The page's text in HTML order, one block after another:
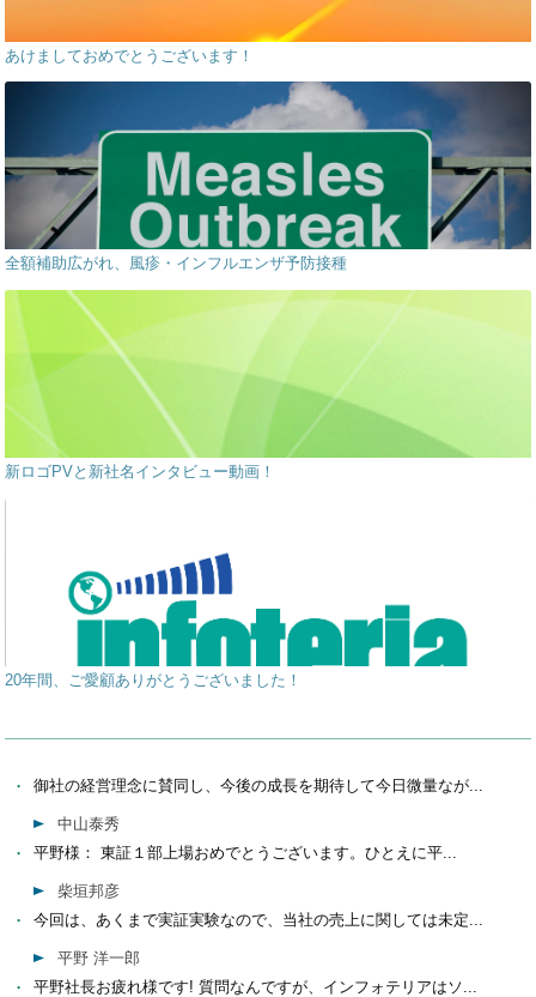
あけましておめでとうございます！
全額補助広がれ、風疹・インフルエンザ予防接種
新ロゴPVと新社名インタビュー動画！
20年間、ご愛顧ありがとうございました！
御社の経営理念に賛同し、今後の成長を期待して今日微量なが...
中山泰秀
平野様： 東証１部上場おめでとうございます。ひとえに平...
柴垣邦彦
今回は、あくまで実証実験なので、当社の売上に関しては未定...
平野 洋一郎
平野社長お疲れ様です! 質問なんですが、インフォテリアはソ...